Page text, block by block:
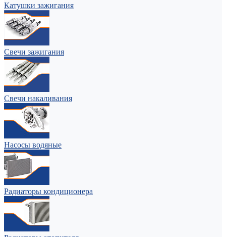
Катушки зажигания
Свечи зажигания
Свечи накаливания
Насосы водяные
Радиаторы кондиционера